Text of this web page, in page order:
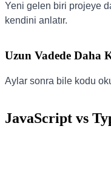
Yeni gelen biri projeye
kendini anlatır.
Uzun Vadede Daha
Aylar sonra bile kodu
JavaScript vs